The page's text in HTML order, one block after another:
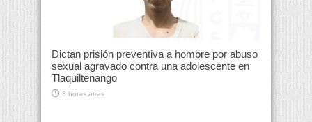
Dictan prisión preventiva a hombre por abuso
sexual agravado contra una adolescente en
Tlaquiltenango
8 horas atras